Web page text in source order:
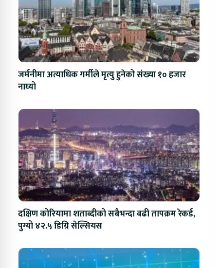
जर्मनीमा अत्याधिक गर्मीले मृत्यु हुनेको संख्या १० हजार
नाघ्यो
दक्षिण कोरियामा शताब्दीको सबैभन्दा बढी तापक्रम रेकर्ड,
पुग्यो ४२.५ डिग्रि सेल्सियस